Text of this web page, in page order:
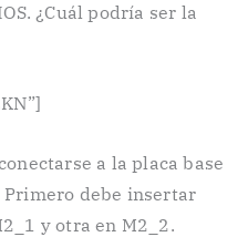
¿Cuál podría ser la
a la placa base
debe insertar
y otra en M2_2.